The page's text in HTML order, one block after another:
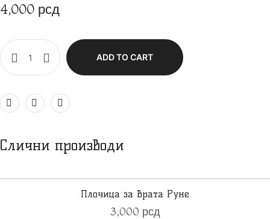
4,000 рсд
ADD TO CART
Слични производи
Плочица за врата Руне
3,000 рсд